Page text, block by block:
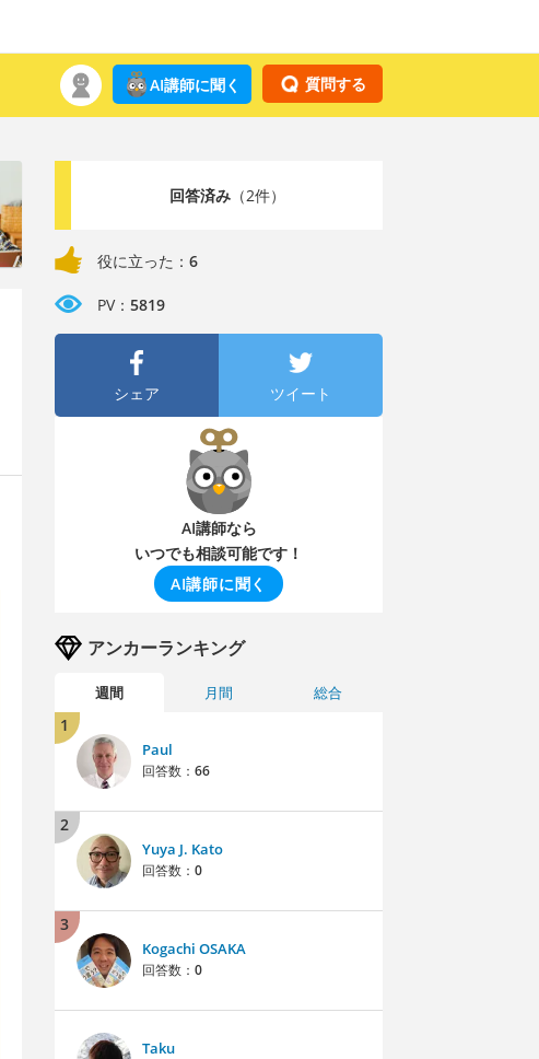
質問する
AI講師に聞く
回答済み（2件）
役に立った： 6
PV： 5819
シェア ツイート
AI講師なら
いつでも相談可能です！
AI講師に聞く
アンカーランキング
週間 月間 総合
1
Paul
回答数： 66
2
Yuya J. Kato
回答数： 0
3
Kogachi OSAKA
回答数： 0
Taku